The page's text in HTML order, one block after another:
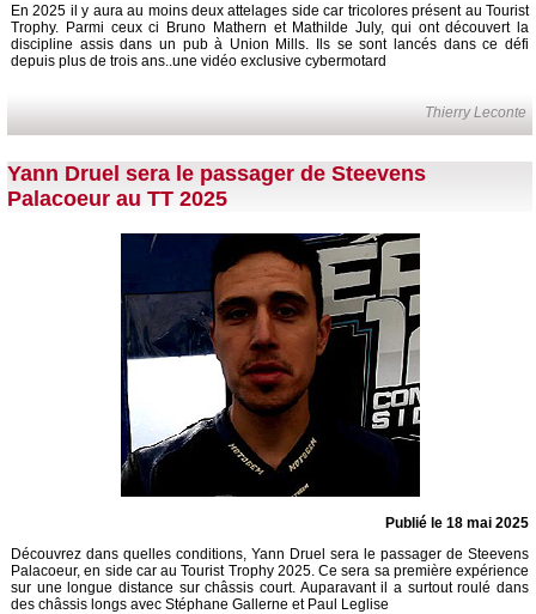
En 2025 il y aura au moins deux attelages side car tricolores présent au Tourist
Trophy. Parmi ceux ci Bruno Mathern et Mathilde July, qui ont découvert la
discipline assis dans un pub à Union Mills. Ils se sont lancés dans ce défi
depuis plus de trois ans..une vidéo exclusive cybermotard
Thierry Leconte
Yann Druel sera le passager de Steevens
Palacoeur au TT 2025
Publié le 18 mai 2025
Découvrez dans quelles conditions, Yann Druel sera le passager de Steevens
Palacoeur, en side car au Tourist Trophy 2025. Ce sera sa première expérience
sur une longue distance sur châssis court. Auparavant il a surtout roulé dans
des châssis longs avec Stéphane Gallerne et Paul Leglise